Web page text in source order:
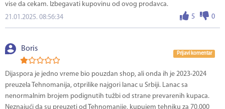
vise da cekam. Izbegavati kupovinu od ovog prodavca.
5
0
21.01.2025. 08:56:34
Boris
Prijavi komentar
Dijaspora je jedno vreme bio pouzdan shop, ali onda ih je 2023-2024
preuzela Tehnomanija, otprilike najgori lanac u Srbiji. Lanac sa
nenormalnim brojem podignutih tužbi od strane prevarenih kupaca.
Neznajući da su preuzeti od Tehnomanije, kupujem tehniku za 70,000